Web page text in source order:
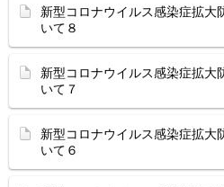
新型コロナウイルス感染症拡大
いて８
新型コロナウイルス感染症拡大
いて７
新型コロナウイルス感染症拡大
いて６